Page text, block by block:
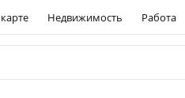
Недвижимость Работа